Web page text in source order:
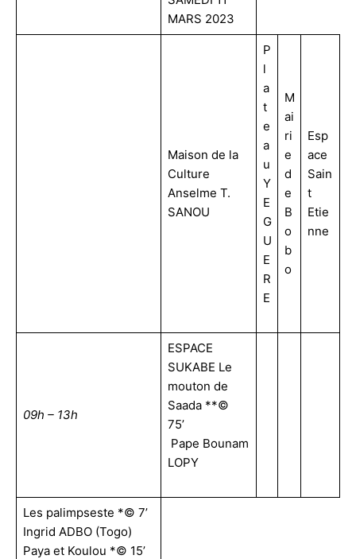
MARS 2023
Maison de la
Culture
Anselme T.
SANOU
P
l
a
t
e
a
u
Y
E
G
U
E
R
E
M
ai
ri
e
d
e
B
o
b
o
Esp
ace
Sain
t
Etie
nne
09h – 13h
ESPACE
SUKABE Le
mouton de
Saada **©
75’
Pape Bounam
LOPY
Les palimpseste *© 7’
Ingrid ADBO (Togo)
Paya et Koulou *© 15’